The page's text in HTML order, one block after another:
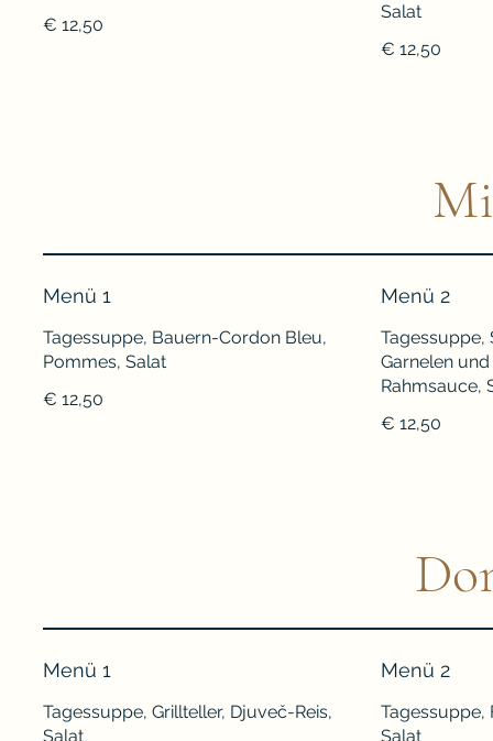
€ 12,50
Salat
€ 12,50
Menü 1
Tagessuppe, Bauern-Cordon Bleu,
Pommes, Salat
€ 12,50
Menü 2
Tagessuppe,
Garnelen
Rahmsauce,
€ 12,50
Menü 1
Tagessuppe, Grillteller, Djuveč-Reis,
Salat
Menü 2
Tagessuppe,
Salat